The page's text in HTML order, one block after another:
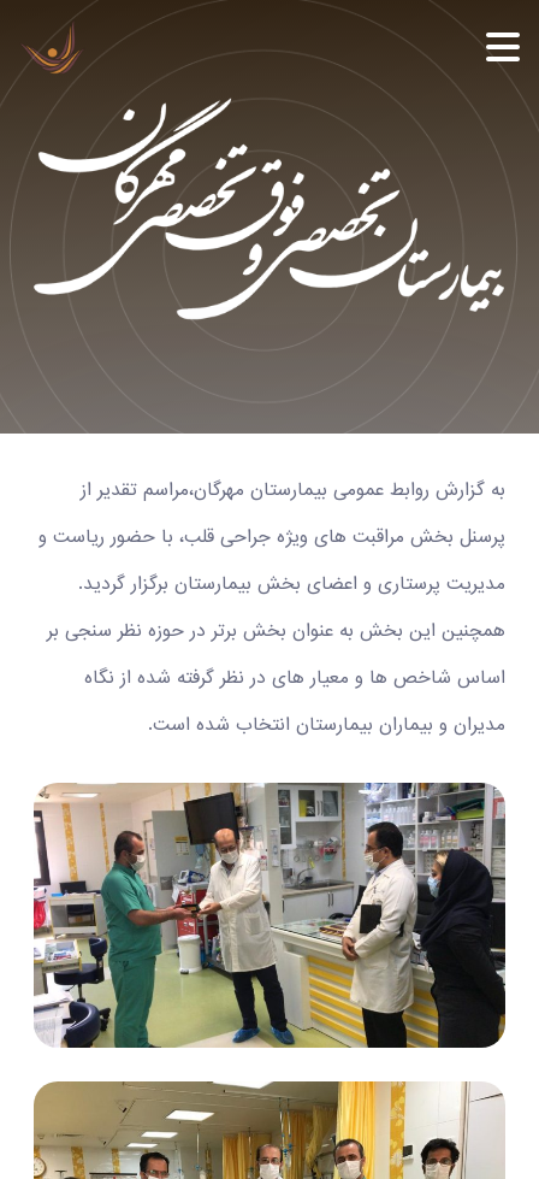
به گزارش روابط عمومی بیمارستان مهرگان،مراسم تقدیر از
پرسنل بخش مراقبت های ویژه جراحی قلب، با حضور ریاست و
مدیریت پرستاری و اعضای بخش بیمارستان برگزار گردید.
همچنین این بخش به عنوان بخش برتر در حوزه نظر سنجی بر
اساس شاخص ها و معیار های در نظر گرفته شده از نگاه
مدیران و بیماران بیمارستان انتخاب شده است.